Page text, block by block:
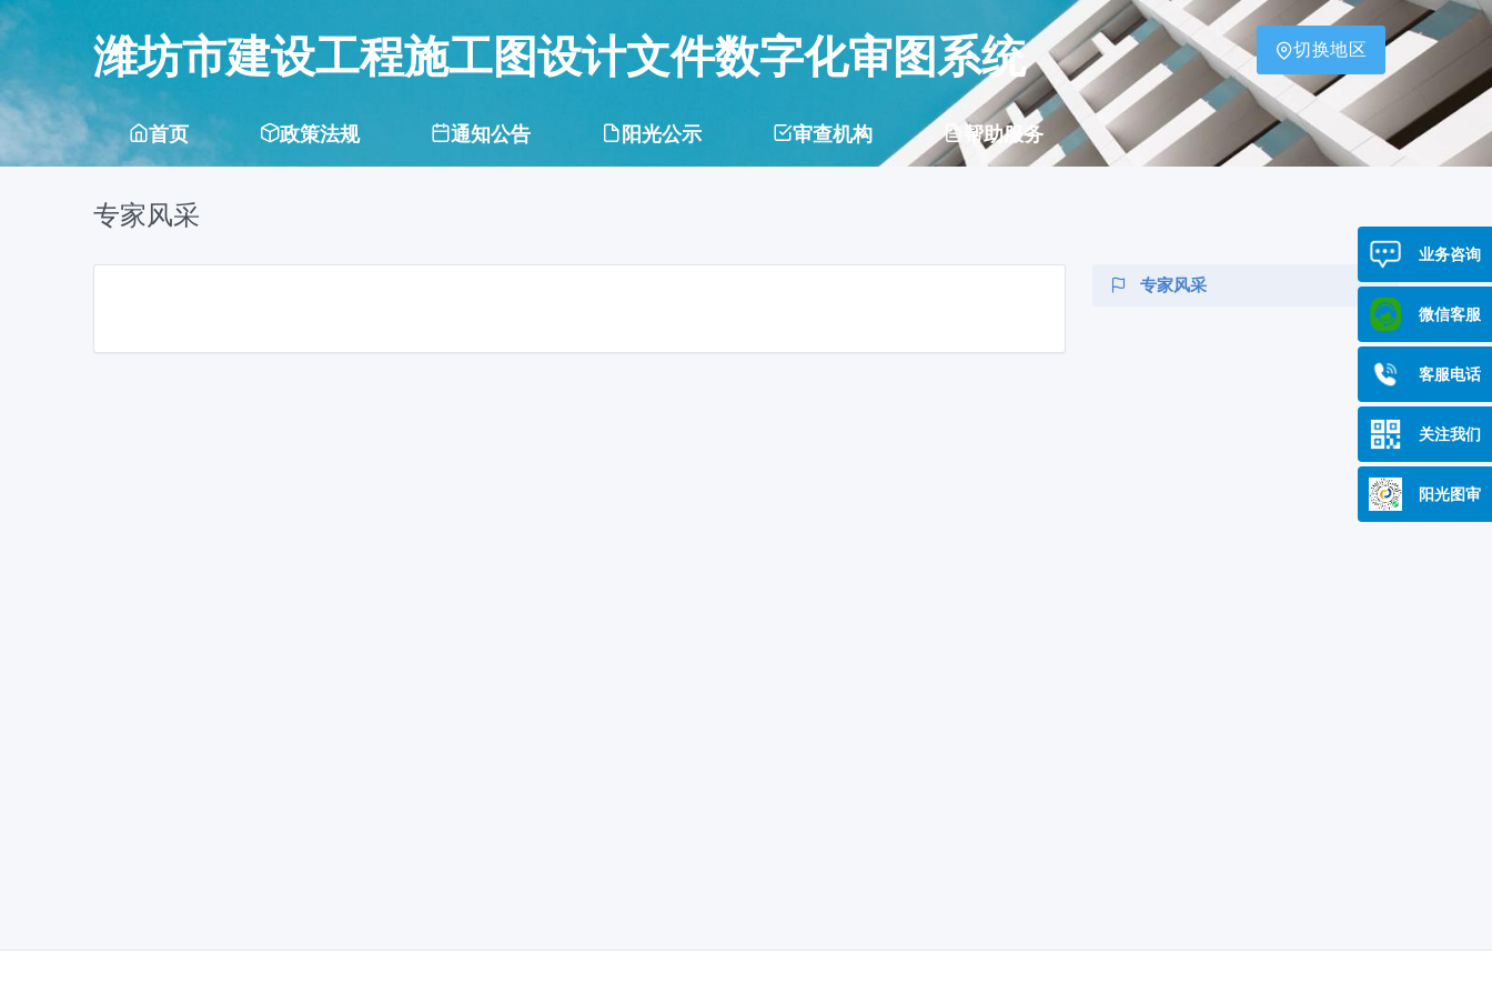
潍坊市建设工程施工图设计文件数字化审图系统 切换地区
首页 政策法规 通知公告 阳光公示 审查机构 帮助服务
专家风采
专家风采
业务咨询
微信客服
客服电话
关注我们
阳光图审